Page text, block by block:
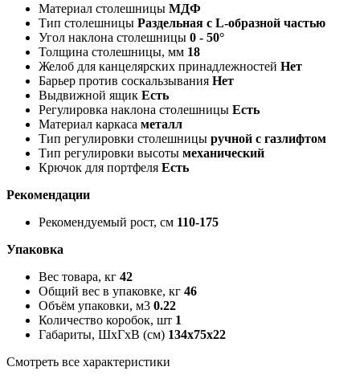
Материал столешницы МДФ
Тип столешницы Раздельная с L-образной частью
Угол наклона столешницы 0 - 50°
Толщина столешницы, мм 18
Желоб для канцелярских принадлежностей Нет
Барьер против соскальзывания Нет
Выдвижной ящик Есть
Регулировка наклона столешницы Есть
Материал каркаса металл
Тип регулировки столешницы ручной с газлифтом
Тип регулировки высоты механический
Крючок для портфеля Есть
Рекомендации
Рекомендуемый рост, см 110-175
Упаковка
Вес товара, кг 42
Общий вес в упаковке, кг 46
Объём упаковки, м3 0.22
Количество коробок, шт 1
Габариты, ШxГxВ (см) 134x75x22
Смотреть все характеристики